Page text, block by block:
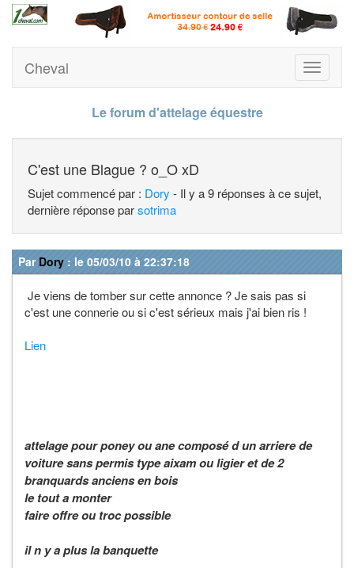
Toggle
Cheval
Le forum d'attelage équestre
C'est une Blague ? o_O xD
Sujet commencé par : Dory - Il y a 9 réponses à ce sujet,
dernière réponse parsotrima
Par Dory : le 05/03/10 à 22:37:18
Je viens de tomber sur cette annonce ? Je sais pas si
c'est une connerie ou si c'est sérieux mais j'ai bien ris !
Lien
attelage pour poney ou ane composé d un arriere de
voiture sans permis type aixam ou ligier et de 2
branquards anciens en bois
le tout a monter
faire offre ou troc possible
il n y a plus la banquette